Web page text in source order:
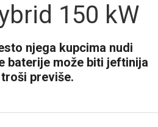
150 kW
njega kupcima nudi
baterije može biti jeftinija
previše.